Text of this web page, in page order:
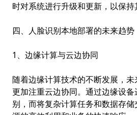
时对系统进行升级和更新，以保持
四、人脸识别本地部署的未来趋势
1、边缘计算与云边协同
随着边缘计算技术的不断发展，
更加注重云边协同。通过边缘设
别，而将复杂计算任务和数据存